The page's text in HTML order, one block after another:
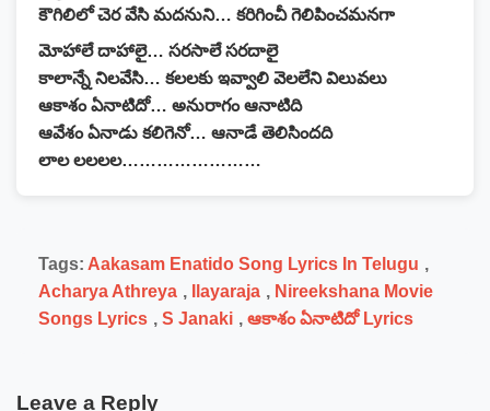
కౌగిలిలో చెర వేసి మదనుని… కరిగించీ గెలిపించమనగా
మోహాలే దాహాలై… సరసాలే సరదాలై
కాలాన్నే నిలవేసి… కలలకు ఇవ్వాలి వెలలేని విలువలు
ఆకాశం ఏనాటిదో… అనురాగం ఆనాటిది
ఆవేశం ఏనాడు కలిగెనో… ఆనాడే తెలిసిందది
లాల లలలల……………………
Tags: Aakasam Enatido Song Lyrics In Telugu ,
Acharya Athreya , Ilayaraja , Nireekshana Movie
Songs Lyrics , S Janaki , ఆకాశం ఏనాటిదో Lyrics
Leave a Reply